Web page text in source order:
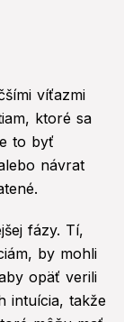
víťazmi
ktoré sa
to byť
návrat
fázy. Tí,
by mohli
opäť verili
intuícia, takže